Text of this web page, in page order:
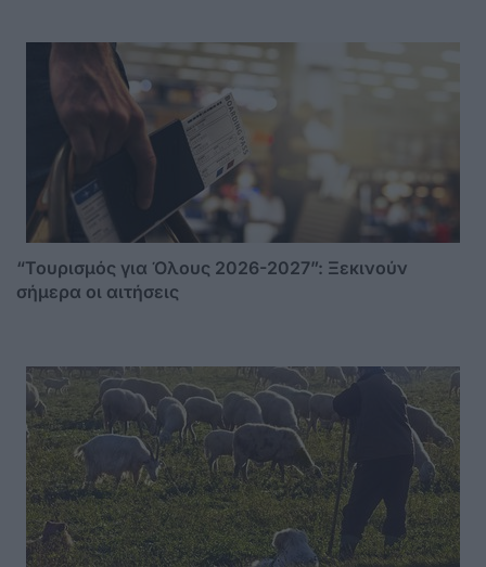
“Τουρισμός για Όλους 2026-2027”: Ξεκινούν
σήμερα οι αιτήσεις